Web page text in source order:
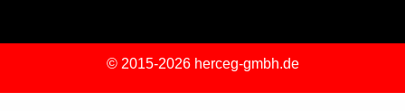
© 2015-2026 herceg-gmbh.de